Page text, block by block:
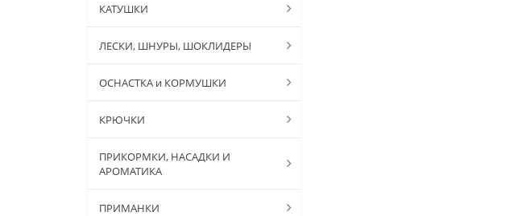
КАТУШКИ
ЛЕСКИ, ШНУРЫ, ШОКЛИДЕРЫ
ОСНАСТКА и КОРМУШКИ
КРЮЧКИ
ПРИКОРМКИ, НАСАДКИ И
АРОМАТИКА
ПРИМАНКИ